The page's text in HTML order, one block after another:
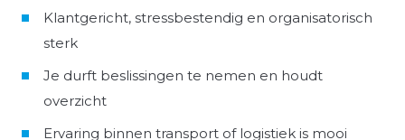
Klantgericht, stressbestendig en organisatorisch
sterk
Je durft beslissingen te nemen en houdt
overzicht
Ervaring binnen transport of logistiek is mooi